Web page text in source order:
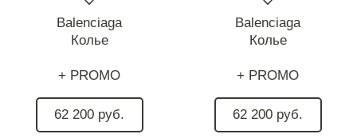
Balenciaga
Колье
+ PROMO
62 200 руб.
Balenciaga
Колье
+ PROMO
62 200 руб.